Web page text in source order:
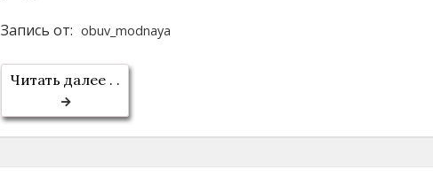
Запись от: obuv_modnaya
Читать далее . .